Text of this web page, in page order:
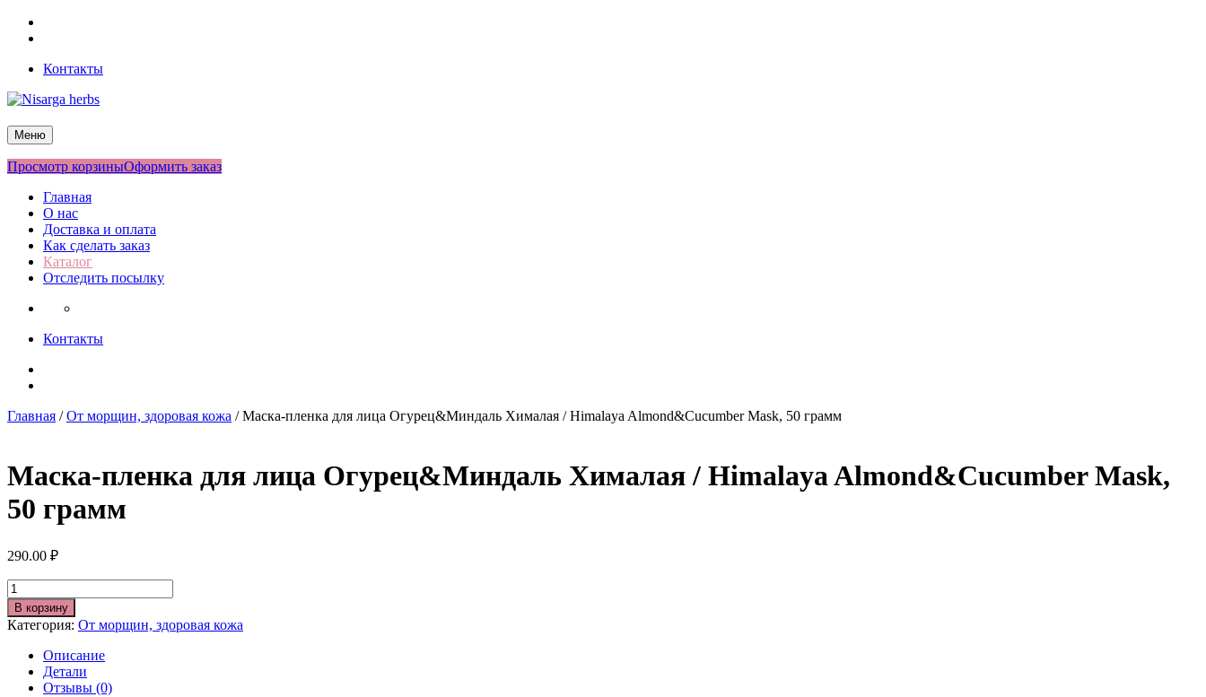
Перейти
Контакты
Nisarga herbs
Меню
Просмотр корзиныОформить заказ
Главная
О нас
Доставка и оплата
Как сделать заказ
Каталог
Отследить посылку
Контакты
Главная /От морщин, здоровая кожа / Маска-пленка для лица Огурец&Миндаль Хималая / Himalaya Almond&Cucumber Mask, 50 грамм
Маска-пленка для лица Огурец&Миндаль Хималая / Himalaya Almond&Cucumber Mask,
50 грамм
290.00 ₽
Количество
В корзину
Категория: От морщин, здоровая кожа
Описание
Детали
Отзывы (0)